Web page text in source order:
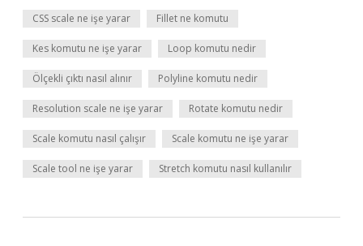
CSS scale ne işe yarar Fillet ne komutu
Kes komutu ne işe yarar Loop komutu nedir
Ölçekli çıktı nasıl alınır Polyline komutu nedir
Resolution scale ne işe yarar Rotate komutu nedir
Scale komutu nasıl çalışır Scale komutu ne işe yarar
Scale tool ne işe yarar Stretch komutu nasıl kullanılır